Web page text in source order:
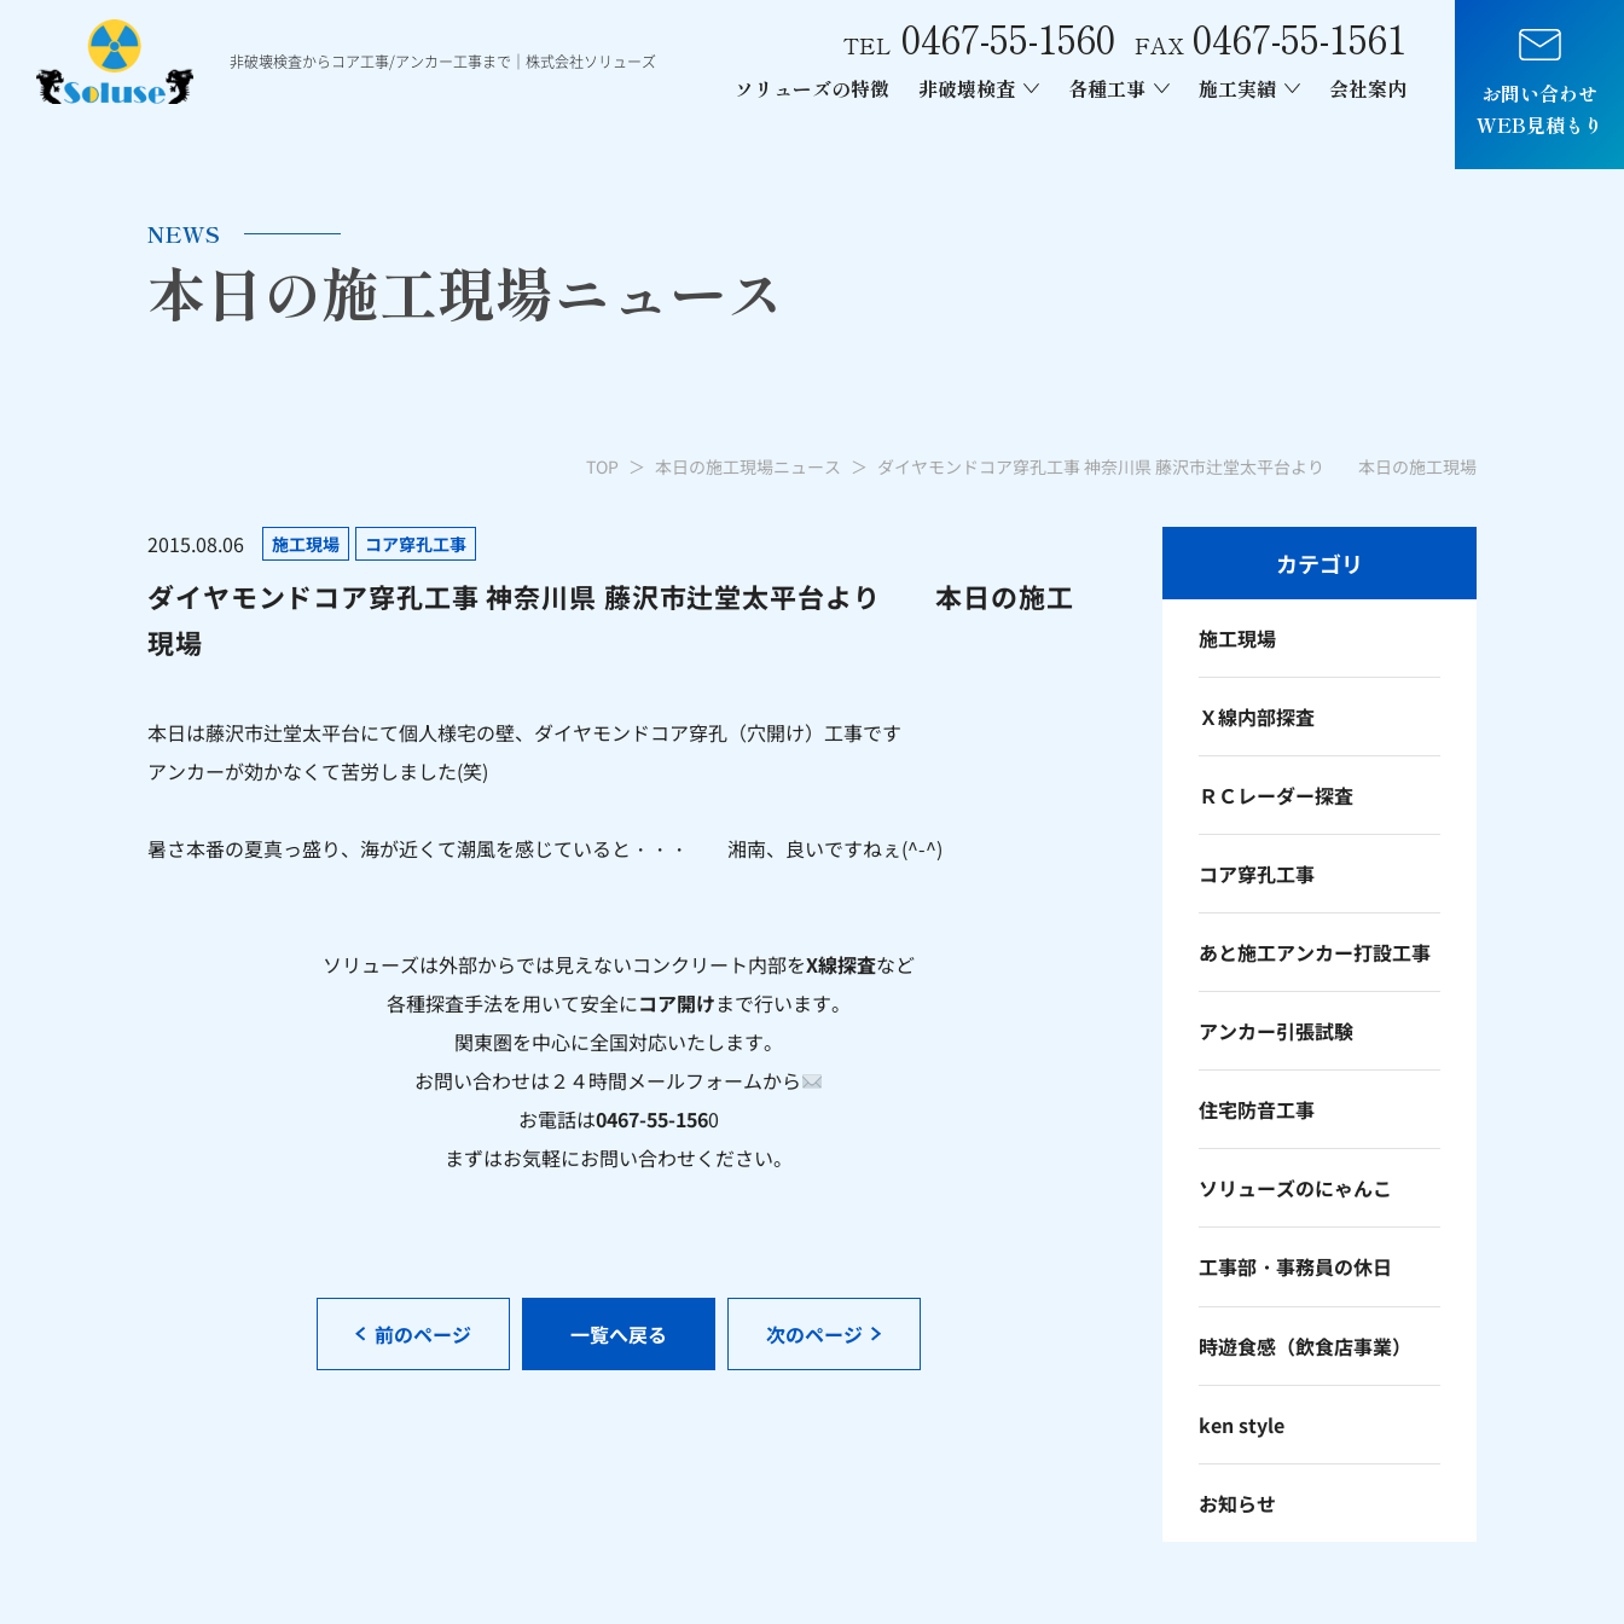
非破壊検査からコア工事/アンカー工事まで｜株式会社ソリューズ
TEL 0467-55-1560 FAX 0467-55-1561
ソリューズの特徴 非破壊検査 各種工事 施工実績 会社案内
お問い合わせ
WEB見積もり
NEWS
本日の施工現場ニュース
TOP 本日の施工現場ニュース ダイヤモンドコア穿孔工事 神奈川県 藤沢市辻堂太平台より 本日の施工現場
カテゴリ
施工現場
Ｘ線内部探査
ＲＣレーダー探査
コア穿孔工事
あと施工アンカー打設工事
アンカー引張試験
住宅防音工事
ソリューズのにゃんこ
工事部・事務員の休日
時遊食感（飲食店事業）
ken style
お知らせ
2015.08.06 施工現場 コア穿孔工事
ダイヤモンドコア穿孔工事 神奈川県 藤沢市辻堂太平台より 本日の施工
現場
本日は藤沢市辻堂太平台にて個人様宅の壁、ダイヤモンドコア穿孔（穴開け）工事です
アンカーが効かなくて苦労しました(笑)
暑さ本番の夏真っ盛り、海が近くて潮風を感じていると・・・ 湘南、良いですねぇ(^-^)
ソリューズは外部からでは見えないコンクリート内部をX線探査など
各種探査手法を用いて安全にコア開けまで行います。
関東圏を中心に全国対応いたします。
お問い合わせは２４時間メールフォームから
お電話は0467-55-1560
まずはお気軽にお問い合わせください。
前のページ 一覧へ戻る 次のページ